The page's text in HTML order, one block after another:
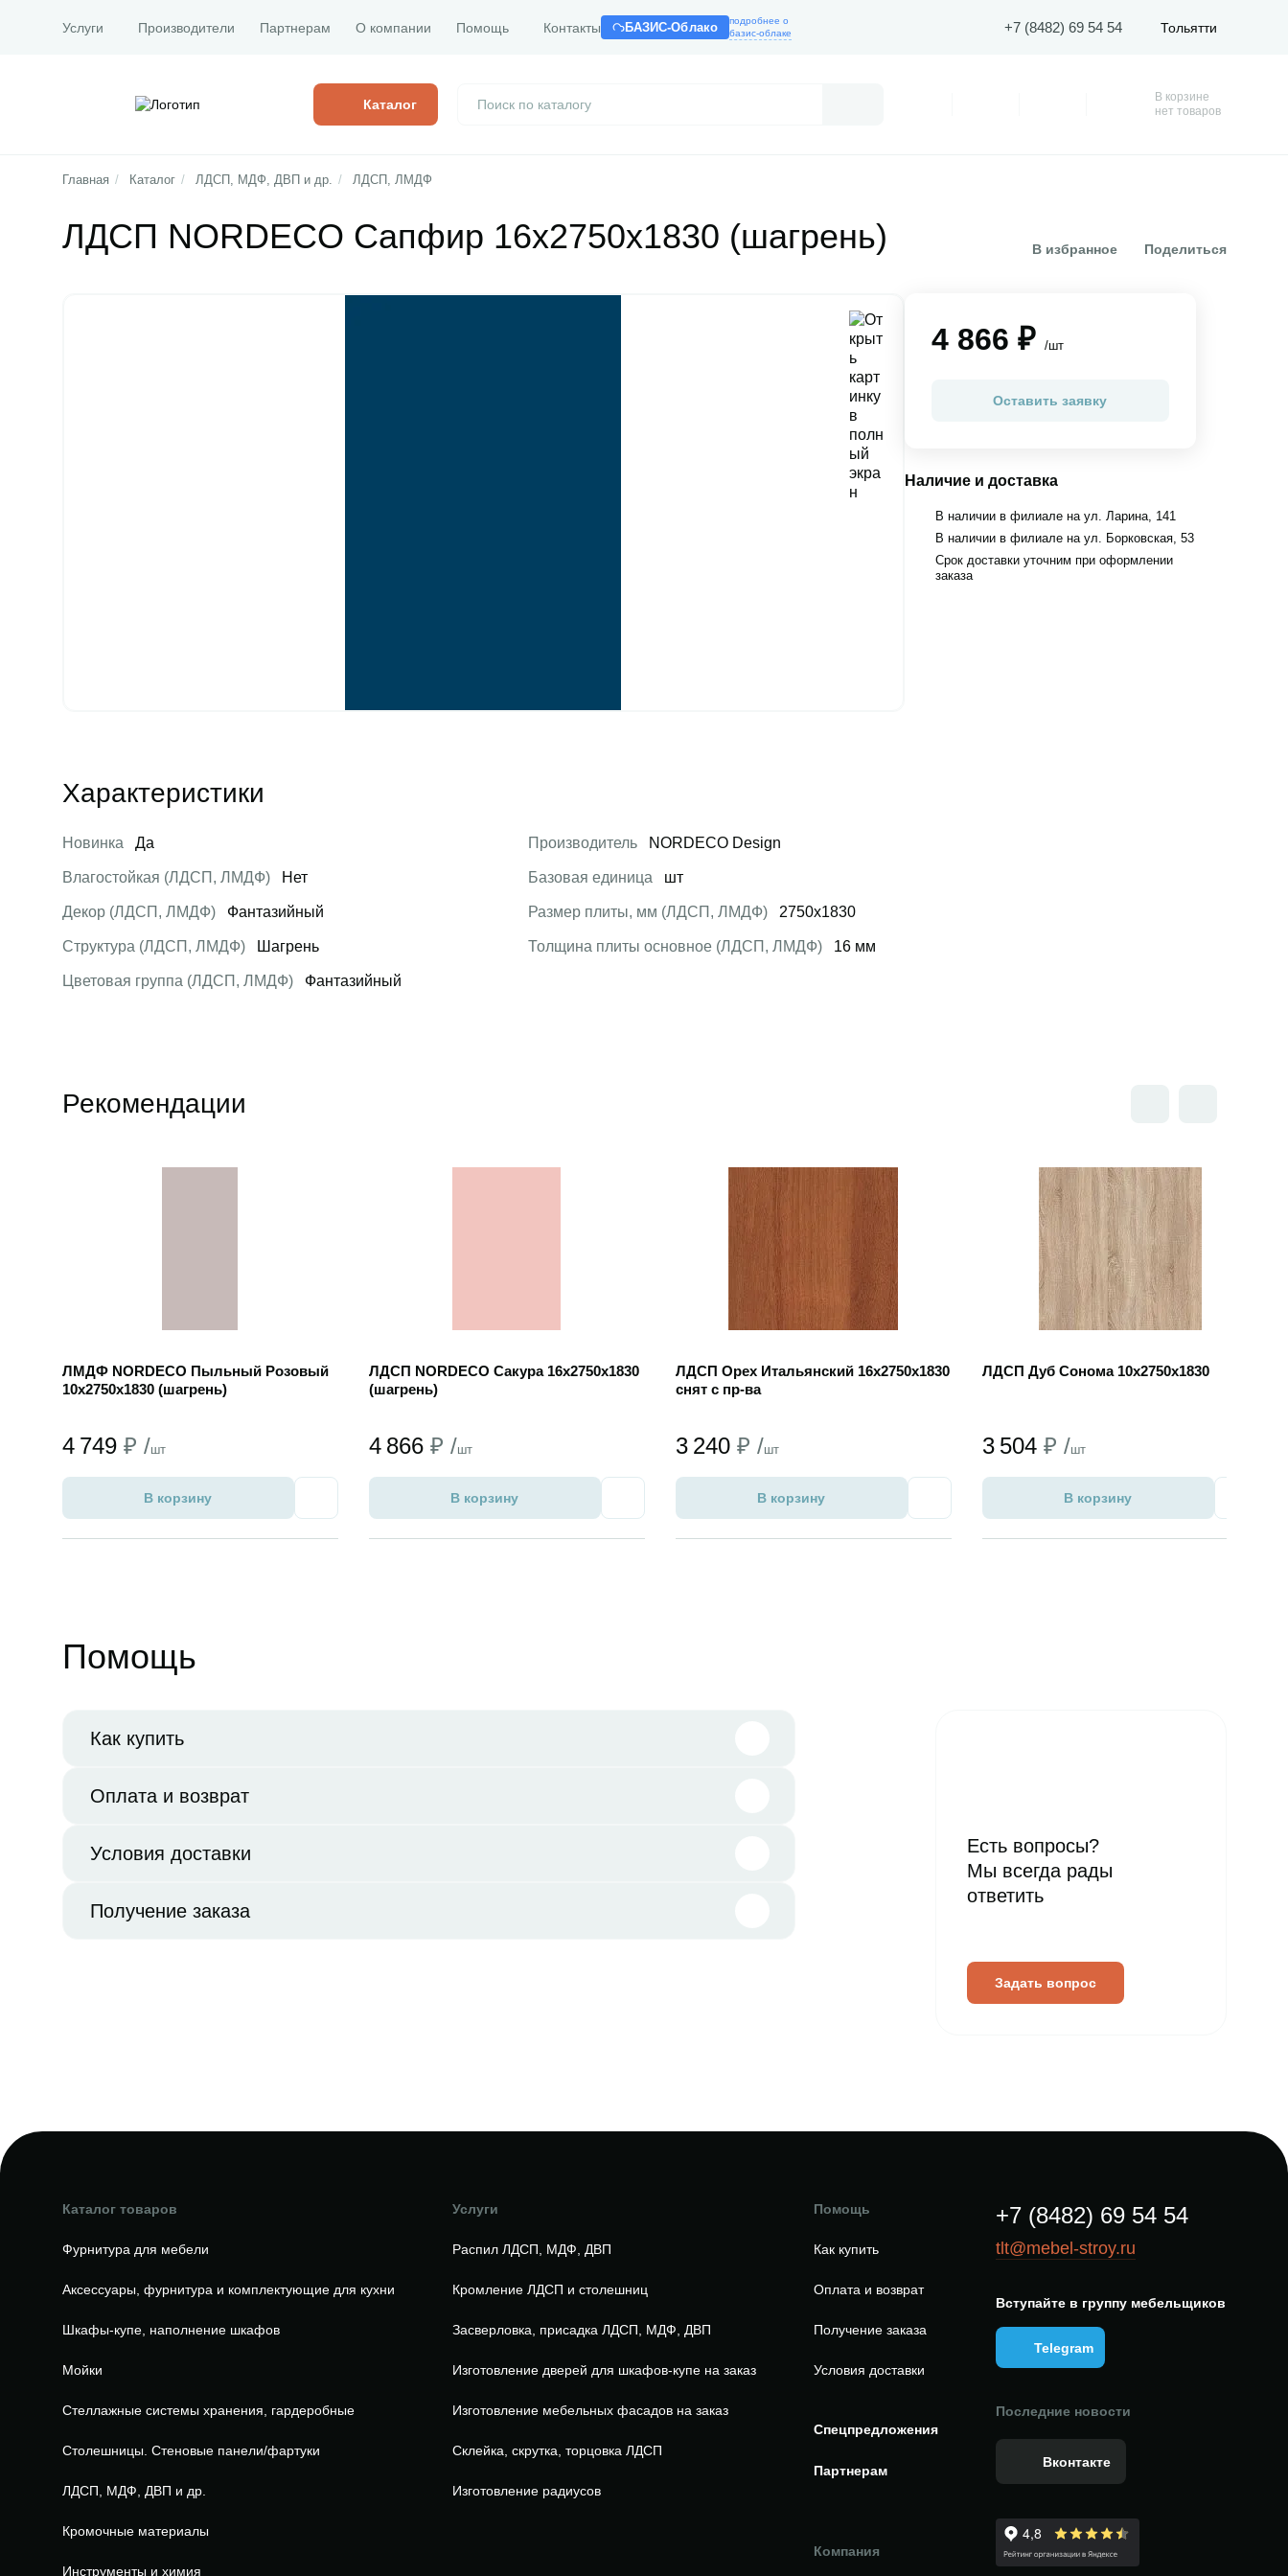
Услуги Производители Партнерам О компании Помощь Контакты БАЗИС-Облако
подробнее о
базис-облаке
+7 (8482) 69 54 54 Тольятти
Каталог Корзина
В корзине
нет товаров
Главная / Каталог / ЛДСП, МДФ, ДВП и др. / ЛДСП, ЛМДФ
ЛДСП NORDECO Сапфир 16х2750х1830 (шагрень) В избранное Поделиться
4 866 ₽ /шт
Оставить заявку
Наличие и доставка
В наличии в филиале на ул. Ларина, 141
В наличии в филиале на ул. Борковская, 53
Срок доставки уточним при оформлении
заказа
Характеристики
Новинка Да Производитель NORDECO Design
Влагостойкая (ЛДСП, ЛМДФ) Нет Базовая единица шт
Декор (ЛДСП, ЛМДФ) Фантазийный Размер плиты, мм (ЛДСП, ЛМДФ) 2750x1830
Структура (ЛДСП, ЛМДФ) Шагрень Толщина плиты основное (ЛДСП, ЛМДФ) 16 мм
Цветовая группа (ЛДСП, ЛМДФ) Фантазийный
Рекомендации
ЛМДФ NORDECO Пыльный Розовый
10х2750х1830 (шагрень)
4 749 ₽ /шт
В корзину
ЛДСП NORDECO Сакура 16х2750х1830
(шагрень)
4 866 ₽ /шт
В корзину
ЛДСП Орех Итальянский 16х2750х1830
снят с пр-ва
3 240 ₽ /шт
В корзину
ЛДСП Дуб Сонома 10х2750х1830
3 504 ₽ /шт
В корзину
Помощь
Как купить
Оплата и возврат
Условия доставки
Получение заказа
Есть вопросы?
Мы всегда рады
ответить
Задать вопрос
Каталог товаров
Фурнитура для мебели
Аксессуары, фурнитура и комплектующие для кухни
Шкафы-купе, наполнение шкафов
Мойки
Стеллажные системы хранения, гардеробные
Столешницы. Стеновые панели/фартуки
ЛДСП, МДФ, ДВП и др.
Кромочные материалы
Инструменты и химия
Услуги
Распил ЛДСП, МДФ, ДВП
Кромление ЛДСП и столешниц
Засверловка, присадка ЛДСП, МДФ, ДВП
Изготовление дверей для шкафов-купе на заказ
Изготовление мебельных фасадов на заказ
Склейка, скрутка, торцовка ЛДСП
Изготовление радиусов
Помощь
Как купить
Оплата и возврат
Получение заказа
Условия доставки
Спецпредложения
Партнерам
Компания
+7 (8482) 69 54 54
tlt@mebel-stroy.ru
Вступайте в группу мебельщиков
Telegram
Последние новости
Вконтакте